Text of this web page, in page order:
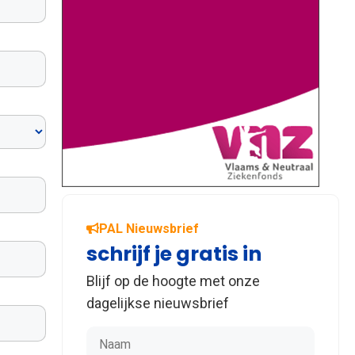
PAL Nieuwsbrief
schrijf je gratis in
Blijf op de hoogte met onze
dagelijkse nieuwsbrief